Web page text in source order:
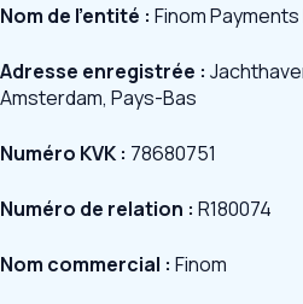
Nom de l’entité : Finom Payments
Adresse enregistrée :
Amsterdam, Pays-Bas
Numéro KVK : 78680751
Numéro de relation : R180074
Nom commercial : Finom